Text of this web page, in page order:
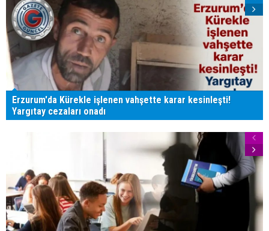
Erzurum'da Kürekle işlenen vahşette karar kesinleşti!
Yargıtay cezaları onadı